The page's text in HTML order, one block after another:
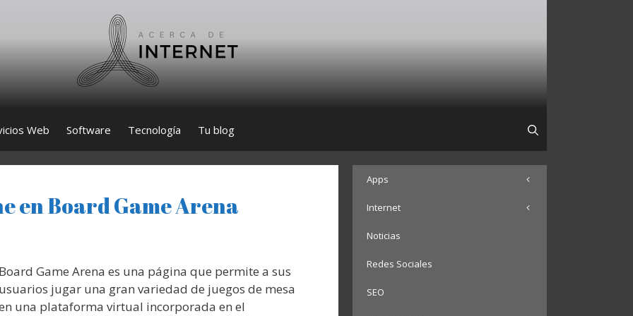
Web Software Tecnología Tu blog
en Board Game Arena
Board Game Arena es una página que permite a sus
usuarios jugar una gran variedad de juegos de mesa
una plataforma virtual incorporada en el
Apps
Internet
Noticias
Redes Sociales
SEO